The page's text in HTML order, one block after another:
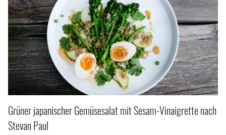
Grüner japanischer Gemüsesalat mit Sesam-Vinaigrette nach
Stevan Paul